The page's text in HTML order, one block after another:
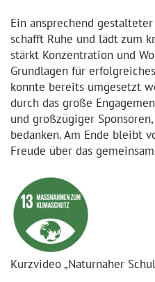
Ein ansprechend
schafft Ruhe und lädt zum
stärkt Konzentration und
Grundlagen für
konnte bereits umgesetzt
durch das große
und großzügiger
bedanken. Am Ende bleibt
Freude über das
Kurzvideo „Naturnaher